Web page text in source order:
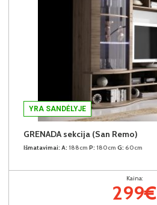
YRA SANDĖLYJE
GRENADA sekcija (San Remo)
Išmatavimai: A: 188cm P: 180cm G: 60cm
Kaina:
299€